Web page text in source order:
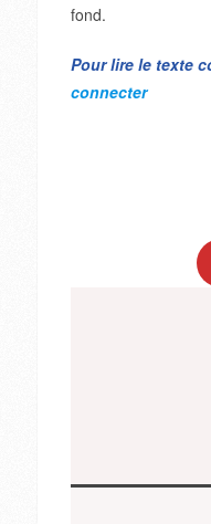
fond.
Pour lire le texte
connecter